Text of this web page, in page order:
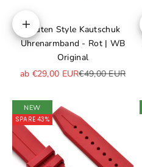
Optionen auswählen
Rauten Style Kautschuk
Uhrenarmband - Rot | WB
Original
Angebot
ab €29,00 EURRegulärer Preis
€49,00 EUR
NEW
SPARE 43%